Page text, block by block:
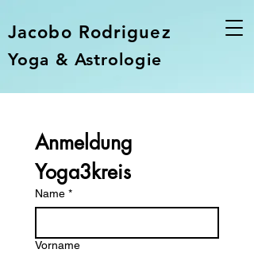
Jacobo Rodriguez
Yoga & Astrologie
Anmeldung
Yoga3kreis
Name *
Vorname